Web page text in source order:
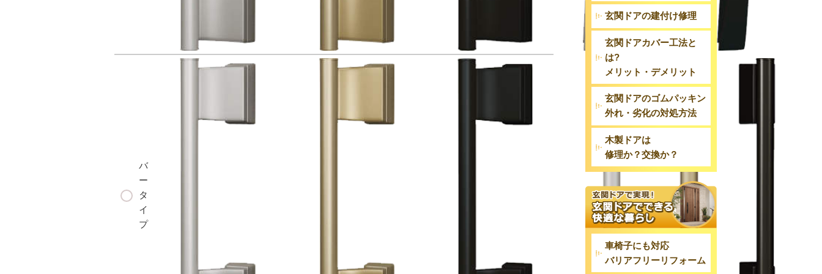
バ
ー
タ
イ
プ
玄関ドアの建付け修理
玄関ドアカバー工法と
は?
メリット・デメリット
玄関ドアのゴムパッキン
外れ・劣化の対処方法
木製ドアは
修理か？交換か？
車椅子にも対応
バリアフリーリフォーム